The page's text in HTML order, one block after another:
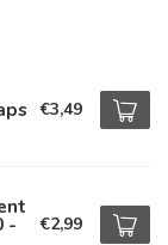
€3,49
- €2,99